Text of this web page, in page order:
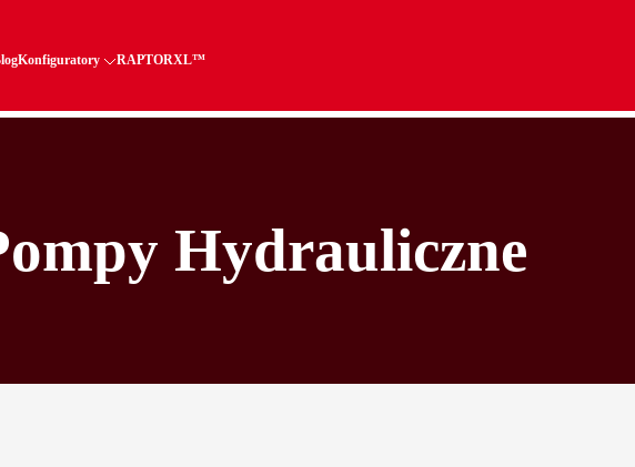
Konfiguratory RAPTORXL™
Hydrauliczne